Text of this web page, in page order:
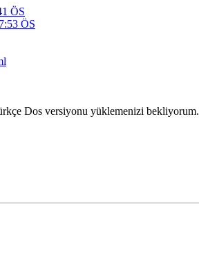
ÖS
ÖS
Dos versiyonu yüklemenizi bekliyorum.